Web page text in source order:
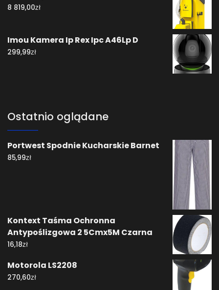
8 819,00zł
Imou Kamera Ip Rex Ipc A46Lp D
299,99zł
Ostatnio oglądane
Portwest Spodnie Kucharskie Barnet
85,99zł
Kontext Taśma Ochronna
Antypoślizgowa 2 5Cmx5M Czarna
16,18zł
Motorola LS2208
270,60zł